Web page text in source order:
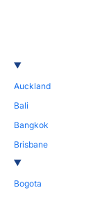
Auckland
Bali
Bangkok
Brisbane
Bogota